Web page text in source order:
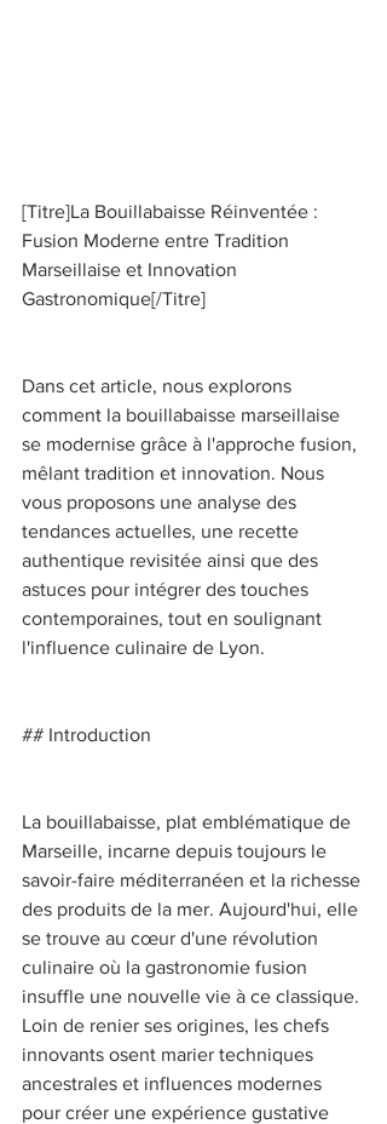
[Titre]La Bouillabaisse Réinventée :
Fusion Moderne entre Tradition
Marseillaise et Innovation
Gastronomique[/Titre]
Dans cet article, nous explorons
comment la bouillabaisse marseillaise
se modernise grâce à l'approche fusion,
mêlant tradition et innovation. Nous
vous proposons une analyse des
tendances actuelles, une recette
authentique revisitée ainsi que des
astuces pour intégrer des touches
contemporaines, tout en soulignant
l'influence culinaire de Lyon.
## Introduction
La bouillabaisse, plat emblématique de
Marseille, incarne depuis toujours le
savoir-faire méditerranéen et la richesse
des produits de la mer. Aujourd'hui, elle
se trouve au cœur d'une révolution
culinaire où la gastronomie fusion
insuffle une nouvelle vie à ce classique.
Loin de renier ses origines, les chefs
innovants osent marier techniques
ancestrales et influences modernes
pour créer une expérience gustative